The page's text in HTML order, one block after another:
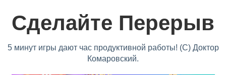
Сделайте Перерыв
5 минут игры дают час продуктивной работы! (С) Доктор
Комаровский.